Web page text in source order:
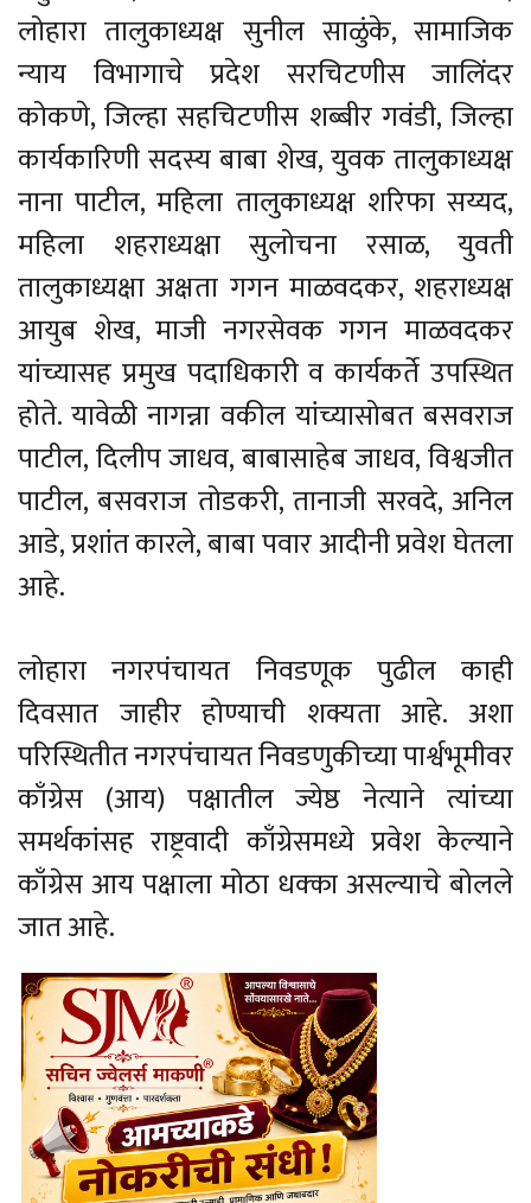
लोहारा तालुकाध्यक्ष सुनील साळुंके, सामाजिक
न्याय विभागाचे प्रदेश सरचिटणीस जालिंदर
कोकणे, जिल्हा सहचिटणीस शब्बीर गवंडी, जिल्हा
कार्यकारिणी सदस्य बाबा शेख, युवक तालुकाध्यक्ष
नाना पाटील, महिला तालुकाध्यक्ष शरिफा सय्यद,
महिला शहराध्यक्षा सुलोचना रसाळ, युवती
तालुकाध्यक्षा अक्षता गगन माळवदकर, शहराध्यक्ष
आयुब शेख, माजी नगरसेवक गगन माळवदकर
यांच्यासह प्रमुख पदाधिकारी व कार्यकर्ते उपस्थित
होते. यावेळी नागन्ना वकील यांच्यासोबत बसवराज
पाटील, दिलीप जाधव, बाबासाहेब जाधव, विश्वजीत
पाटील, बसवराज तोडकरी, तानाजी सरवदे, अनिल
आडे, प्रशांत कारले, बाबा पवार आदीनी प्रवेश घेतला
आहे.
लोहारा नगरपंचायत निवडणूक पुढील काही
दिवसात जाहीर होण्याची शक्यता आहे. अशा
परिस्थितीत नगरपंचायत निवडणुकीच्या पार्श्वभूमीवर
काँग्रेस (आय) पक्षातील ज्येष्ठ नेत्याने त्यांच्या
समर्थकांसह राष्ट्रवादी काँग्रेसमध्ये प्रवेश केल्याने
काँग्रेस आय पक्षाला मोठा धक्का असल्याचे बोलले
जात आहे.